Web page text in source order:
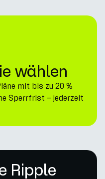
wählen
mit bis zu 20 %
Sperrfrist – jederzeit
Ripple